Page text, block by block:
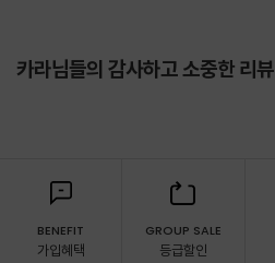
카라님들의 감사하고 소중한 리뷰
BENEFIT
가입혜택
GROUP SALE
등급할인